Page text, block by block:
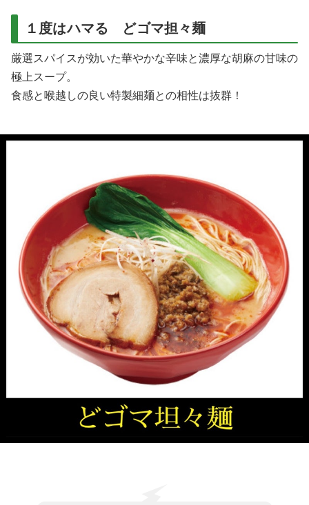
１度はハマる どゴマ担々麺
厳選スパイスが効いた華やかな辛味と濃厚な胡麻の甘味の
極上スープ。
食感と喉越しの良い特製細麺との相性は抜群！